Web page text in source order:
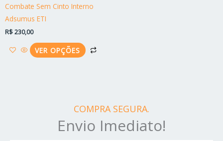
Combate Sem Cinto Interno
Adsumus ETI
R$230,00
VER OPÇÕES
COMPRA SEGURA.
Envio Imediato!